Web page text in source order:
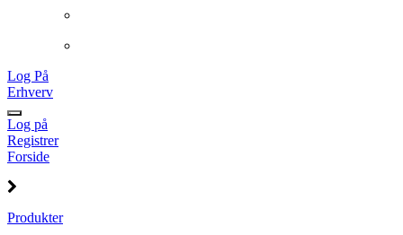
Log På
Erhverv
Log på
Registrer
Forside
Produkter